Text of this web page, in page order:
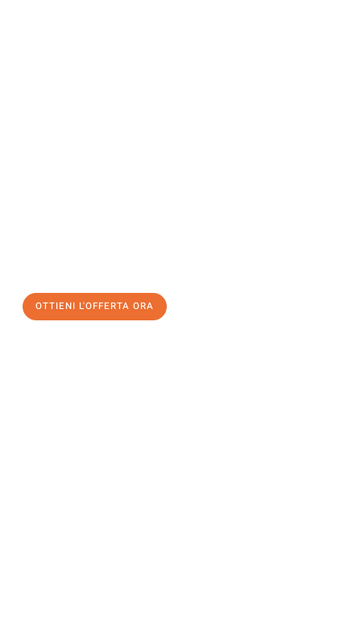
OTTIENI L'OFFERTA ORA